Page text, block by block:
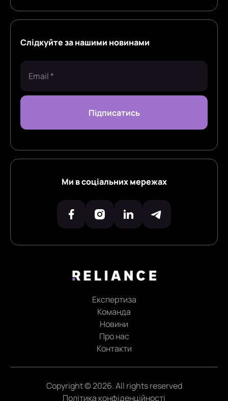
Слідкуйте за нашими новинами
Ми в соціальних мережах
Експертиза
Команда
Новини
Про нас
Контакти
Copyright © 2026. All rights reserved
Політика конфіденційності